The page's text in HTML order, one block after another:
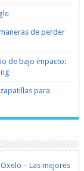
de perder
de bajo impacto:
para
– Las mejores